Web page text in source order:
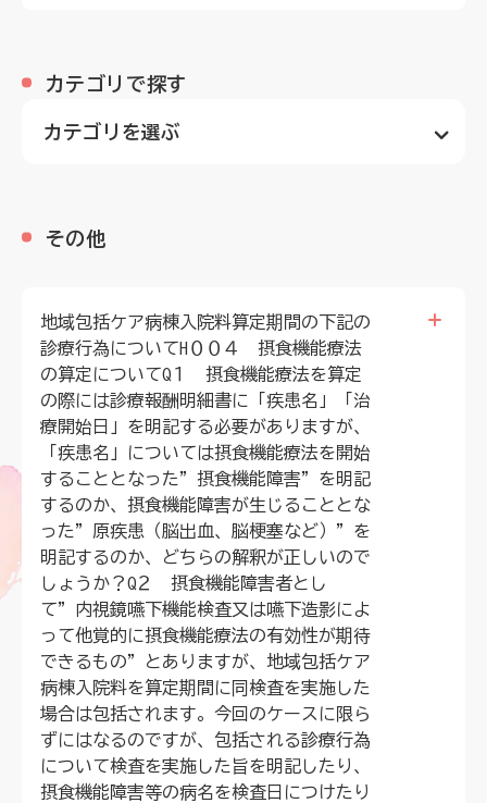
会長挨拶
役員挨拶
病院見学
活動報告
アンケート
アーカイブ
お問い合わせ
関連機関情報について
制度・施策
総合診療医に関わる研修
カテゴリで探す
カテゴリを選ぶ
その他
地域包括ケア病棟入院料算定期間の下記の
診療行為についてH００４ 摂食機能療法
の算定についてQ１ 摂食機能療法を算定
の際には診療報酬明細書に「疾患名」「治
療開始日」を明記する必要がありますが、
「疾患名」については摂食機能療法を開始
することとなった”摂食機能障害”を明記
するのか、摂食機能障害が生じることとな
った”原疾患（脳出血、脳梗塞など）”を
明記するのか、どちらの解釈が正しいので
しょうか？Q２ 摂食機能障害者とし
て”内視鏡嚥下機能検査又は嚥下造影によ
って他覚的に摂食機能療法の有効性が期待
できるもの”とありますが、地域包括ケア
病棟入院料を算定期間に同検査を実施した
場合は包括されます。今回のケースに限ら
ずにはなるのですが、包括される診療行為
について検査を実施した旨を明記したり、
摂食機能障害等の病名を検査日につけたり